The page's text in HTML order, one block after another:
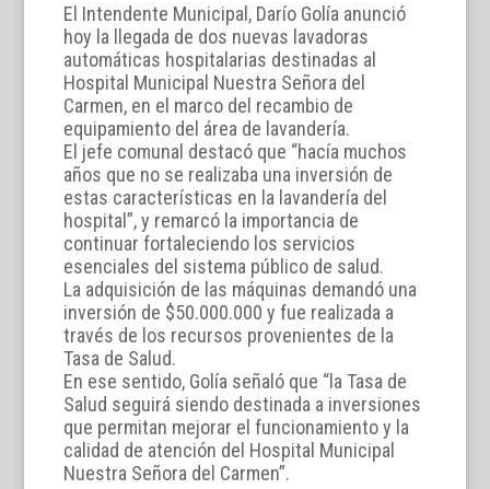
El Intendente Municipal, Darío Golía anunció
hoy la llegada de dos nuevas lavadoras
automáticas hospitalarias destinadas al
Hospital Municipal Nuestra Señora del
Carmen, en el marco del recambio de
equipamiento del área de lavandería.
El jefe comunal destacó que “hacía muchos
años que no se realizaba una inversión de
estas características en la lavandería del
hospital”, y remarcó la importancia de
continuar fortaleciendo los servicios
esenciales del sistema público de salud.
La adquisición de las máquinas demandó una
inversión de $50.000.000 y fue realizada a
través de los recursos provenientes de la
Tasa de Salud.
En ese sentido, Golía señaló que “la Tasa de
Salud seguirá siendo destinada a inversiones
que permitan mejorar el funcionamiento y la
calidad de atención del Hospital Municipal
Nuestra Señora del Carmen”.